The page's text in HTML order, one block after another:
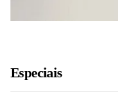
Especiais